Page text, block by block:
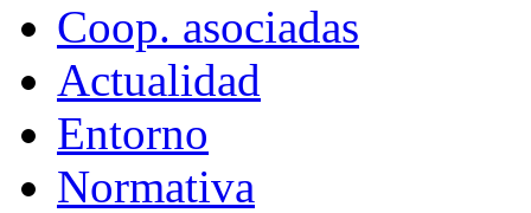
Coop. asociadas
Actualidad
Entorno
Normativa